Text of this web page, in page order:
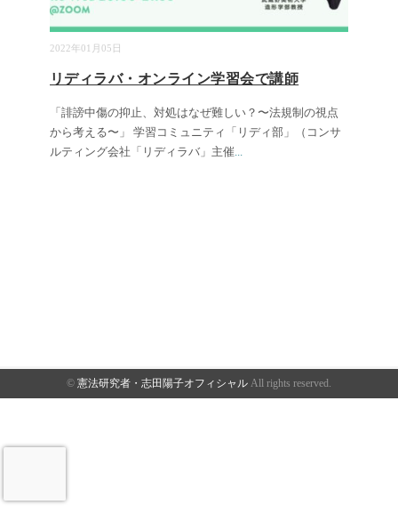
2022年01月05日
リディラバ・オンライン学習会で講師
「誹謗中傷の抑止、対処はなぜ難しい？〜法規制の視点
から考える〜」 学習コミュニティ「リディ部」（コンサ
ルティング会社「リディラバ」主催...
© 憲法研究者・志田陽子オフィシャル All rights reserved.